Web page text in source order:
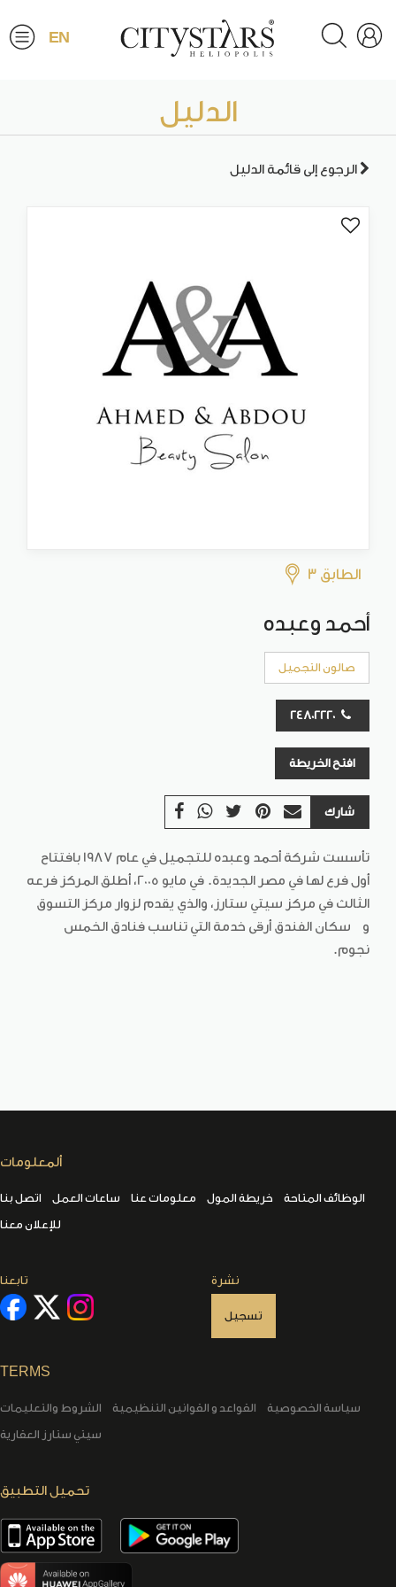
EN
الدليل
الرجوع إلى قائمة الدليل
الطابق 3
أحمد وعبده
صالون التجميل
افتح الخريطة
شارك
تأسست شركة أحمد وعبده للتجميل في عام 1987 بافتتاح
أول فرع لها في مصر الجديدة. في مايو 2005، أطلق المركز فرعه
الثالث في مركز سيتي ستارز، والذي يقدم لزوار مركز التسوق
و سكان الفندق أرقى خدمة التي تناسب فنادق الخمس
نجوم.
ألمعلومات
اتصل بنا ساعات العمل معلومات عنا خريطة المول
الوظائف المتاحة
للإعلان معنا
تابعنا نشرة
تسجيل
TERMS
الشروط والتعليمات القواعد و القوانين التنظيمية
سياسة الخصوصية
سيتي ستارز العقارية
تحميل التطبيق